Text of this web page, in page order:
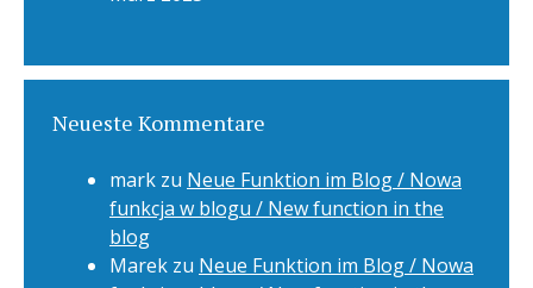
Neueste Kommentare
mark zu Neue Funktion im Blog / Nowa
funkcja w blogu / New function in the
blog
Marek zu Neue Funktion im Blog / Nowa